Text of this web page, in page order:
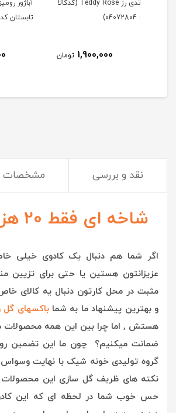
تدی رز Teddy Rose (کدکالا
: 04072804)
1,900,000 تومان
آباژور
تابستان کد
نقد و بررسی مشخصات
شاخه ای فقط 20 هزار تومان
اگر شما هم دنبال یک کادوی خیلی
عزیزانتون هستین یا حتی برای تزیین
مثبت در محل کارتون دنبال یه کالای
و بهترین پیشنهاد ما به شماباکسهای گل
هستش , اما چرا بین این همه محصولات
ضمانت میکنیم؟ چون ما این تضمین
گروه تولیدی خونه شیک با نهایت
نکته های ظریف گل سازی این محصولات
حس خوب شما در لحظه ای که این کادو